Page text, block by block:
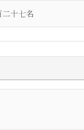
十七名